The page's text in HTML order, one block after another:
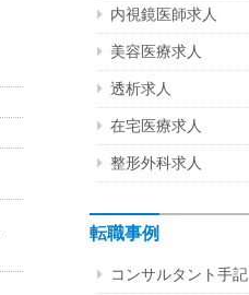
内視鏡医師求人
美容医療求人
透析求人
在宅医療求人
整形外科求人
転職事例
コンサルタント手記